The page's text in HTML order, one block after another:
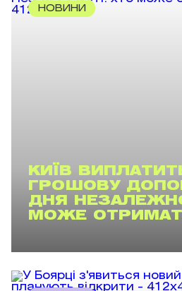
НОВИНИ
КИЇВ
ГРОШОВУ
ДНЯ
МОЖЕ